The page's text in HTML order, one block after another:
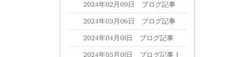
2024年02月09日 ブログ記事
2024年03月06日 ブログ記事
2024年04月01日 ブログ記事
2024年05月01日 ブログ記事 1